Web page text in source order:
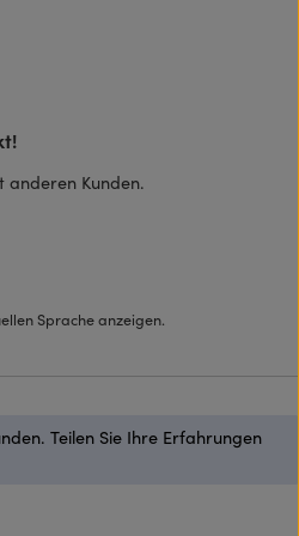
0 von 5 Sternen
anderen Kunden.
Sprache anzeigen.
Teilen Sie Ihre Erfahrungen